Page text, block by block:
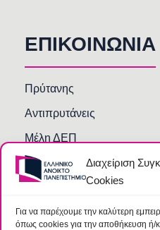
Διαχείριση
Cookies
Για να παρέχουμε την καλύτερη
όπως cookies για την αποθήκευση ή/
ΕΠΙΚΟΙΝΩΝΙΑ
Πρύτανης
Αντιπρυτάνεις
Μέλη ΔΕΠ
Τμήματα και Υπηρεσίες
Γραμματείες Κοσμητειών
Βιβλιοθήκη